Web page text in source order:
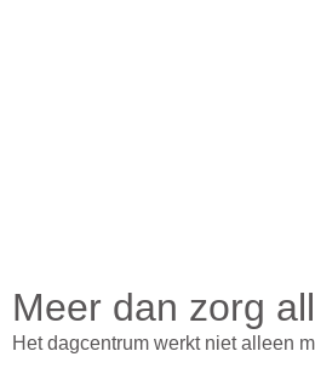
Meer dan zorg
Het dagcentrum werkt niet alleen